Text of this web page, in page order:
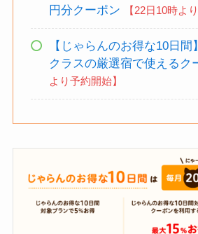
円分クーポン
【22日10時よ
【じゃらんのお得な10日間
クラスの厳選宿で使えるク
より予約開始】